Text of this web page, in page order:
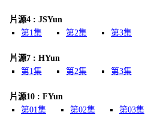
片源4 : JSYun
第1集
第2集 第3集
片源7 : HYun
第1集
第2集 第3集
片源10 : FYun
第01集
第02集 第03集